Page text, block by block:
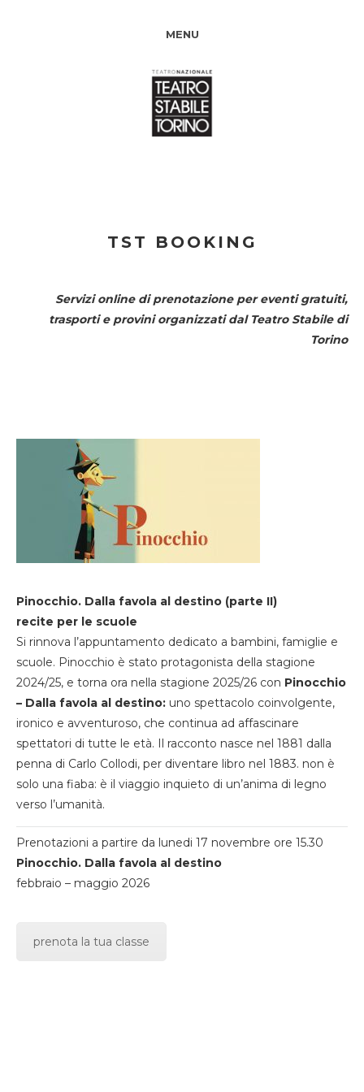
MENU
TST BOOKING
Servizi online di prenotazione per eventi gratuiti,
trasporti e provini organizzati dal Teatro Stabile di
Torino
Pinocchio. Dalla favola al destino (parte II)
recite per le scuole
Si rinnova l’appuntamento dedicato a bambini, famiglie e
scuole. Pinocchio è stato protagonista della stagione
2024/25, e torna ora nella stagione 2025/26 con Pinocchio
– Dalla favola al destino: uno spettacolo coinvolgente,
ironico e avventuroso, che continua ad affascinare
spettatori di tutte le età. Il racconto nasce nel 1881 dalla
penna di Carlo Collodi, per diventare libro nel 1883. non è
solo una fiaba: è il viaggio inquieto di un’anima di legno
verso l’umanità.
Prenotazioni a partire da lunedi 17 novembre ore 15.30
Pinocchio. Dalla favola al destino
febbraio – maggio 2026
prenota la tua classe